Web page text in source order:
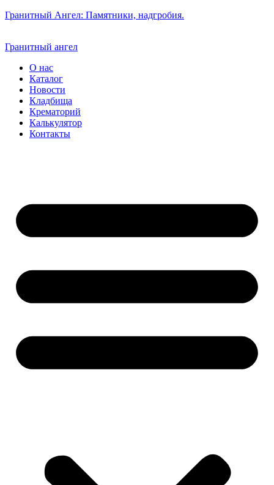
Гранитный Ангел: Памятники, надгробия.
Гранитный ангел
О нас
Каталог
Новости
Кладбища
Крематорий
Калькулятор
Контакты